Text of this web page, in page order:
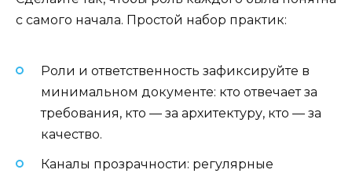
с самого начала. Простой набор практик:
Роли и ответственность зафиксируйте в
минимальном документе: кто отвечает за
требования, кто — за архитектуру, кто — за
качество.
Каналы прозрачности: регулярные